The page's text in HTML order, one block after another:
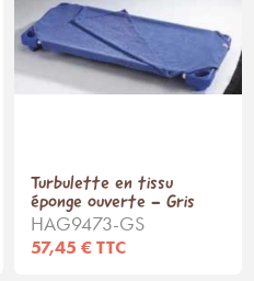
Turbulette en tissu
éponge ouverte - Gris
HAG9473-GS
57,45 € TTC